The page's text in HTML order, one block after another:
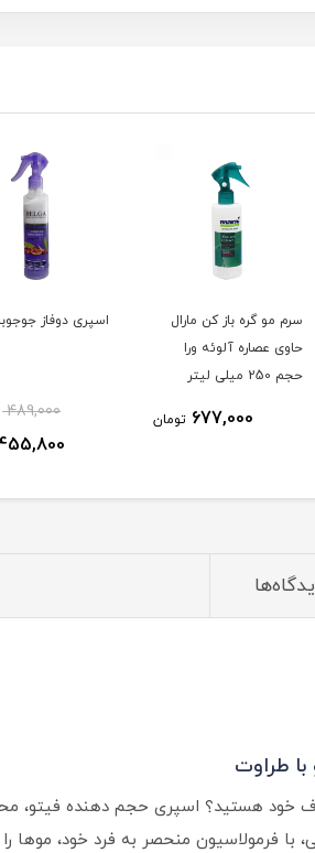
سرم مو گره باز کن مارال
حاوی عصاره آلوئه ورا
حجم 250 میلی لیتر
677,000 تومان
اسپری دوفاز
489,000
طراوت
خود هستید؟ اسپری حجم دهنده فیتو،
فرمولاسیون منحصر به فرد خود، موها